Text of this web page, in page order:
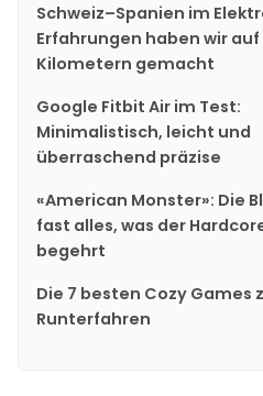
Schweiz–Spanien im
Erfahrungen haben wir auf
Kilometern gemacht
Google Fitbit Air im Test:
Minimalistisch, leicht und
überraschend präzise
«American Monster»: Die
fast alles, was der
begehrt
Die 7 besten Cozy Games
Runterfahren